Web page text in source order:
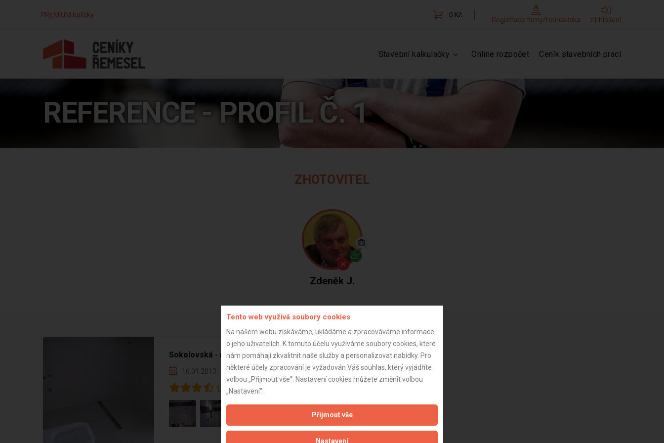
PREMIUM balíčky 0 Kč
Registrace firmy/řemeslníka Přihlášení
Stavební kalkulačky Online rozpočet Ceník stavebních prací
REFERENCE - PROFIL Č. 1
ZHOTOVITEL
Zdeněk J.
Sokolovská - rekonstrukce koupelny
16.01.2013
19 000 Kč
(
Tento web využívá soubory cookies
Na našem webu získáváme, ukládáme a zpracováváme informace
o jeho uživatelích. K tomuto účelu využíváme soubory cookies, které
nám pomáhají zkvalitnit naše služby a personalizovat nabídky. Pro
některé účely zpracování je vyžadován Váš souhlas, který vyjádříte
volbou „Přijmout vše“. Nastavení cookies můžete změnit volbou
„Nastavení“.
Přijmout vše
Nastavení